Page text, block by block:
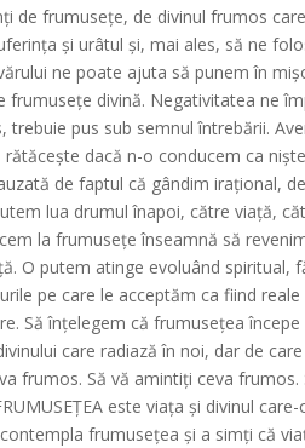
de frumuseţe, de divinul frumos
şi urâtul și, mai ales, să ne
ne poate ajuta să punem în
divină. Negativitatea ne
trebuie pus sub semnul întrebării.
dacă n-o conducem ca
de faptul că gândim iraţional,
lua drumul înapoi, către viaţă,
la frumuseţe înseamnă să
O putem atinge evoluând
pe care le acceptăm ca fiind
Să înţelegem că frumuseţea
care radiază în noi, dar de
frumos. Să vă amintiţi ceva
este viaţa şi divinul
frumuseţea şi a simţi că